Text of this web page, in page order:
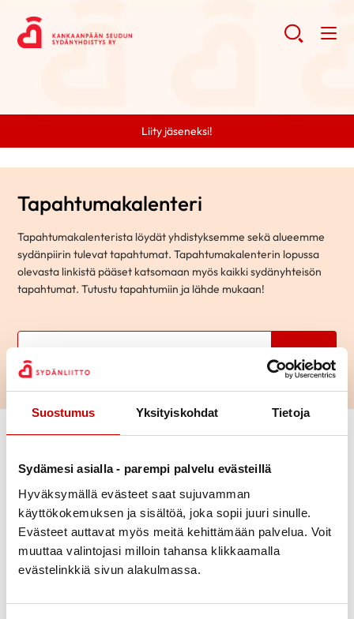
Suostumus Yksityiskohdat Tietoja
Sydämesi asialla - parempi palvelu evästeillä
Hyväksymällä evästeet saat sujuvamman
käyttökokemuksen ja sisältöä, joka sopii juuri sinulle.
Evästeet auttavat myös meitä kehittämään palvelua. Voit
muuttaa valintojasi milloin tahansa klikkaamalla
evästelinkkiä sivun alakulmassa.
Liity jäseneksi!
Tapahtumakalenteri
Tapahtumakalenterista löydät yhdistyksemme sekä alueemme
sydänpiirin tulevat tapahtumat. Tapahtumakalenterin lopussa
olevasta linkistä pääset katsomaan myös kaikki sydänyhteisön
tapahtumat. Tutustu tapahtumiin ja lähde mukaan!
Vaihda suodattimet
Ajankohta
Paikkakunta